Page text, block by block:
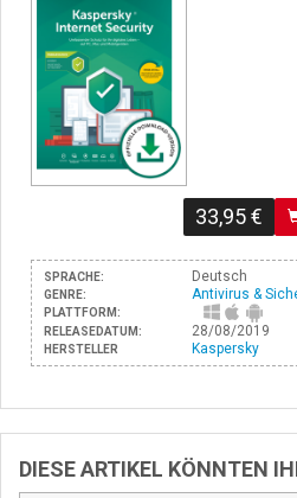
33,95 €
SPRACHE: Deutsch
GENRE: Antivirus &
PLATTFORM:
RELEASEDATUM:
28/08/2019
HERSTELLER Kaspersky
DIESE ARTIKEL KÖNNTEN